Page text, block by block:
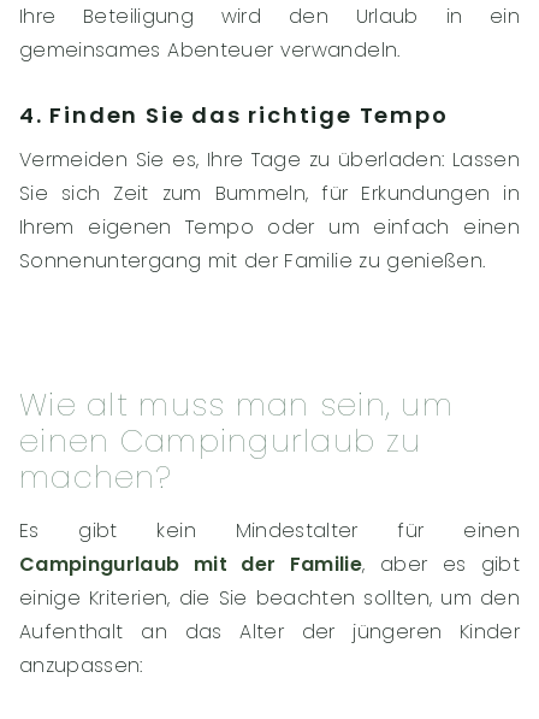
Ihre Beteiligung wird den Urlaub in ein
gemeinsames Abenteuer verwandeln.
4. Finden Sie das richtige Tempo
Vermeiden Sie es, Ihre Tage zu überladen: Lassen
Sie sich Zeit zum Bummeln, für Erkundungen in
Ihrem eigenen Tempo oder um einfach einen
Sonnenuntergang mit der Familie zu genießen.
Wie alt muss man sein, um
einen Campingurlaub zu
machen?
Es gibt kein Mindestalter für einen
Campingurlaub mit der Familie, aber es gibt
einige Kriterien, die Sie beachten sollten, um den
Aufenthalt an das Alter der jüngeren Kinder
anzupassen: